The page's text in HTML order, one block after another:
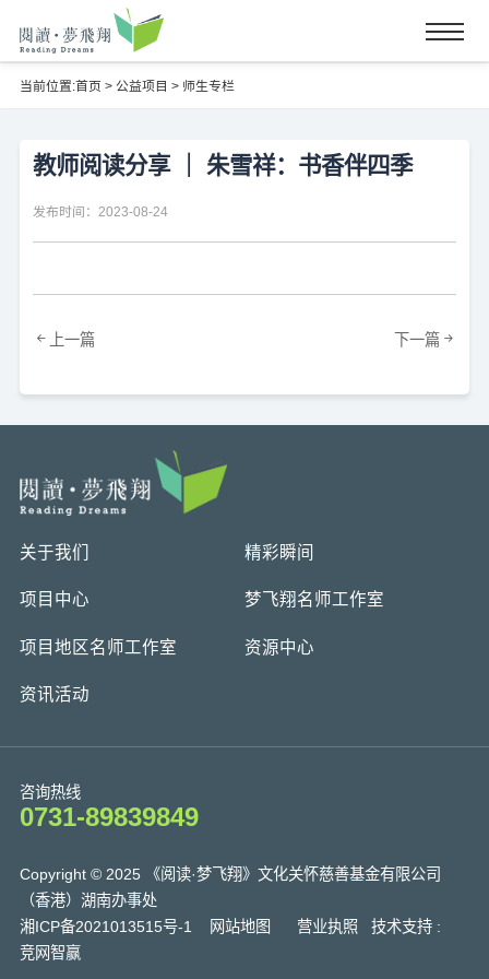
当前位置:首页 > 公益项目 > 师生专栏
教师阅读分享 ｜ 朱雪祥：书香伴四季
发布时间：2023-08-24
上一篇 下一篇
关于我们 精彩瞬间
项目中心 梦飞翔名师工作室
项目地区名师工作室 资源中心
资讯活动
咨询热线
0731-89839849
Copyright © 2025 《阅读·梦飞翔》文化关怀慈善基金有限公司
（香港）湖南办事处
湘ICP备2021013515号-1
网站地图 营业执照 技术支持 :
竞网智赢